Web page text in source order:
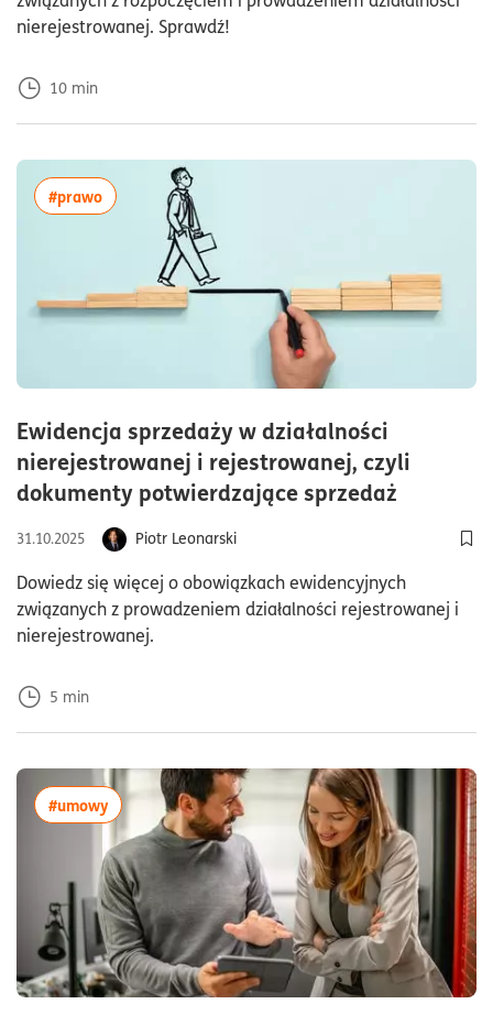
nierejestrowanej. Sprawdź!
10 min
Ewidencja sprzedaży w działalności
nierejestrowanej i rejestrowanej, czyli
dokumenty potwierdzające sprzedaż
31.10.2025
Piotr Leonarski
Dowiedz się więcej o obowiązkach ewidencyjnych
związanych z prowadzeniem działalności rejestrowanej i
nierejestrowanej.
5 min
#prawowięcej artykułów z tagiem:#prawo
#umowywięcej artykułów z tagiem:#umowy